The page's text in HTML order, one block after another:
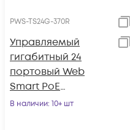
PWS-TS24G-370R
Управляемый
гигабитный 24
портовый Web
Smart PoE
коммутатор
В наличии: 10+ шт